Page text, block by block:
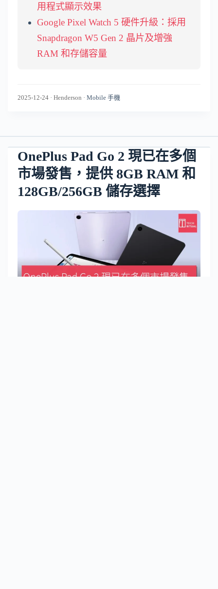
用程式顯示效果
Google Pixel Watch 5 硬件升級：採用
Snapdragon W5 Gen 2 晶片及增強
RAM 和存儲容量
2025-12-24 · Henderson · Mobile 手機
OnePlus Pad Go 2 現已在多個
市場發售，提供 8GB RAM 和
128GB/256GB 儲存選擇